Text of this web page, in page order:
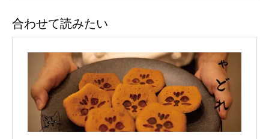
合わせて読みたい